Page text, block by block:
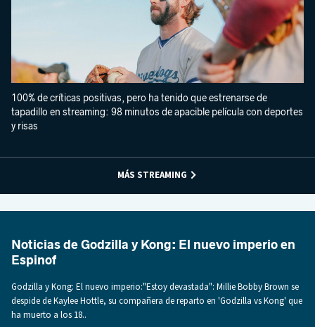
100% de críticas positivas, pero ha tenido que estrenarse de
tapadillo en streaming: 98 minutos de apacible película con deportes
y risas
MÁS STREAMING
Noticias de Godzilla y Kong: El nuevo imperio en
Espinof
Godzilla y Kong: El nuevo imperio:"Estoy devastada": Millie Bobby Brown se
despide de Kaylee Hottle, su compañera de reparto en 'Godzilla vs Kong' que
ha muerto a los 18..